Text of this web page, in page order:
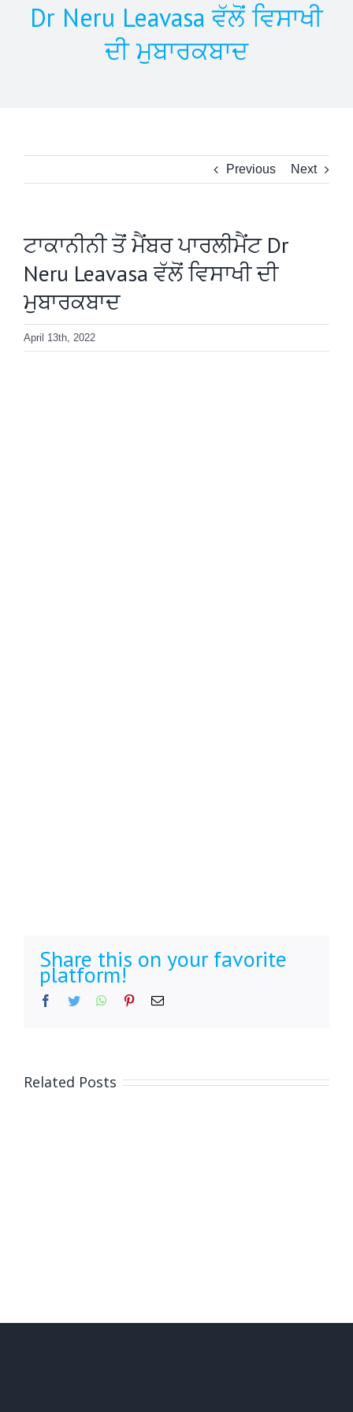
Dr Neru Leavasa ਵੱਲੋਂ ਵਿਸਾਖੀ
ਦੀ ਮੁਬਾਰਕਬਾਦ
Previous Next
ਟਾਕਾਨੀਨੀ ਤੋਂ ਮੈਂਬਰ ਪਾਰਲੀਮੈਂਟ Dr
Neru Leavasa ਵੱਲੋਂ ਵਿਸਾਖੀ ਦੀ
ਮੁਬਾਰਕਬਾਦ
April 13th, 2022
Share this on your favorite
platform!
Facebook
Twitter WhatsApp
PinterestEmail
Related Posts